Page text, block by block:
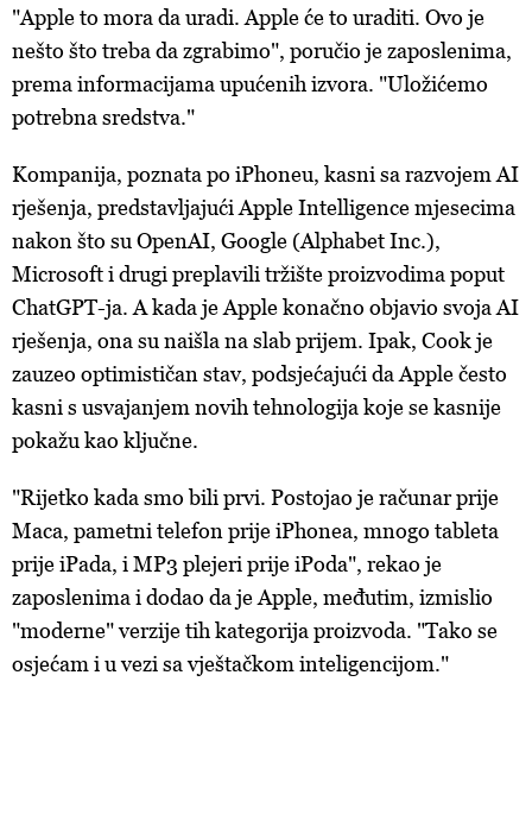
"Apple to mora da uradi. Apple će to uraditi. Ovo je
nešto što treba da zgrabimo", poručio je zaposlenima,
prema informacijama upućenih izvora. "Uložićemo
potrebna sredstva."
Kompanija, poznata po iPhoneu, kasni sa razvojem AI
rješenja, predstavljajući Apple Intelligence mjesecima
nakon što su OpenAI, Google (Alphabet Inc.),
Microsoft i drugi preplavili tržište proizvodima poput
ChatGPT-ja. A kada je Apple konačno objavio svoja AI
rješenja, ona su naišla na slab prijem. Ipak, Cook je
zauzeo optimističan stav, podsjećajući da Apple često
kasni s usvajanjem novih tehnologija koje se kasnije
pokažu kao ključne.
"Rijetko kada smo bili prvi. Postojao je računar prije
Maca, pametni telefon prije iPhonea, mnogo tableta
prije iPada, i MP3 plejeri prije iPoda", rekao je
zaposlenima i dodao da je Apple, međutim, izmislio
"moderne" verzije tih kategorija proizvoda. "Tako se
osjećam i u vezi sa vještačkom inteligencijom."